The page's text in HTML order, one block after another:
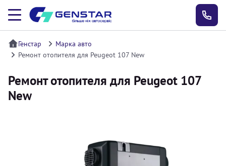
Генстар
Марка авто
Ремонт отопителя для Peugeot 107 New
Ремонт отопителя для Peugeot 107
New